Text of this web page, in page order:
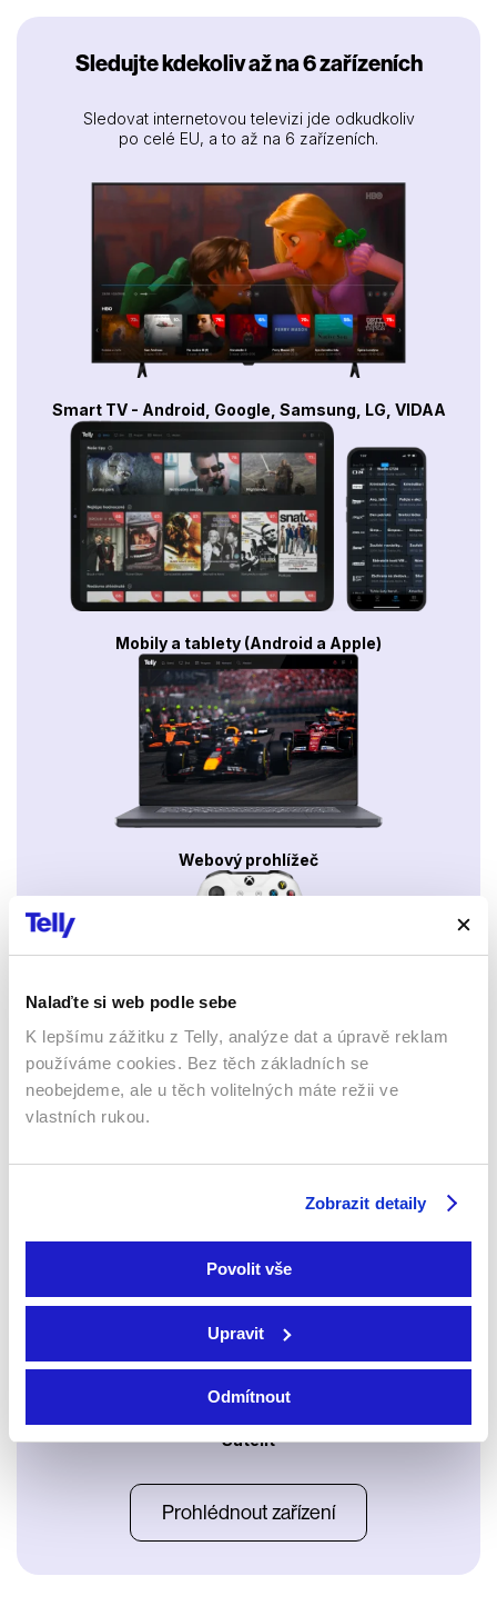
Nalaďte si web podle sebe
K lepšímu zážitku z Telly, analýze dat a úpravě reklam
používáme cookies. Bez těch základních se
neobejdeme, ale u těch volitelných máte režii ve
vlastních rukou.
Zobrazit detaily
Povolit vše
Upravit
Odmítnout
Sledujte kdekoliv až na 6 zařízeních
Sledovat internetovou televizi jde odkudkoliv
po celé EU, a to až na 6 zařízeních.
Smart TV - Android, Google, Samsung, LG, VIDAA
Mobily a tablety (Android a Apple)
Webový prohlížeč
Xbox app
Satelit
Prohlédnout zařízení